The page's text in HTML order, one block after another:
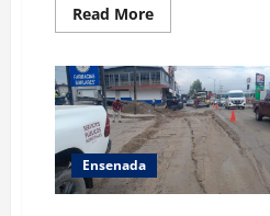
Read MoreRead
more
Gobierno
de
Ensenada
acciones
para
la
prevención
de
la
Ensenada